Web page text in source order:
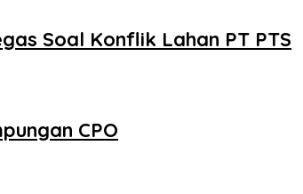
Soal Konflik Lahan PT PTS
CPO